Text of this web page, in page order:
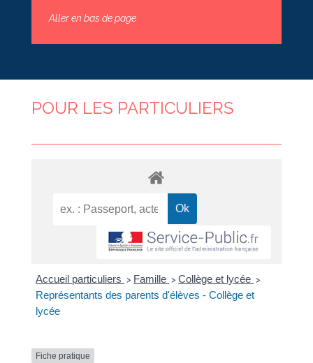
Aller en bas de page
POUR LES PARTICULIERS
Accueil particuliers > Famille > Collège et lycée >
Représentants des parents d'élèves - Collège et
lycée
Fiche pratique